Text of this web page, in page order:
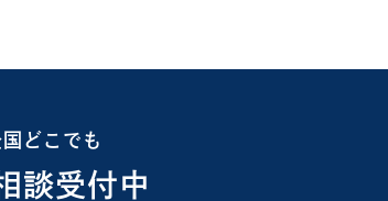
国どこでも
談受付中